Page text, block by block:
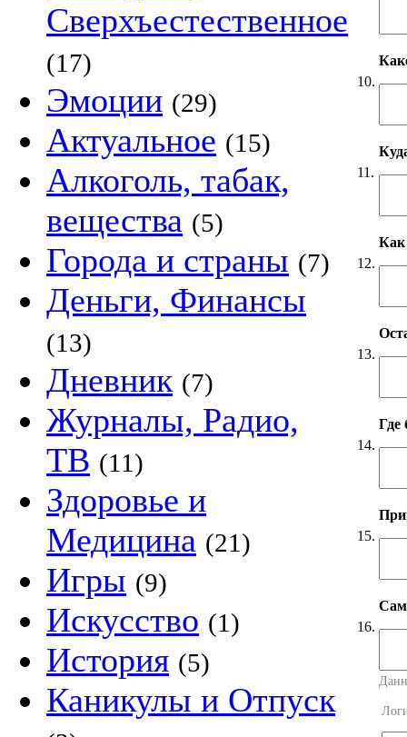
Сверхъестественное
(17)
Эмоции (29)
Актуальное (15)
Алкоголь, табак,
вещества (5)
Города и страны (7)
Деньги, Финансы
(13)
Дневник (7)
Журналы, Радио,
ТВ (11)
Здоровье и
Медицина (21)
Игры (9)
Искусство (1)
История (5)
Каникулы и Отпуск
10.
11.
12.
Как
13.
14.
Где
15.
16.